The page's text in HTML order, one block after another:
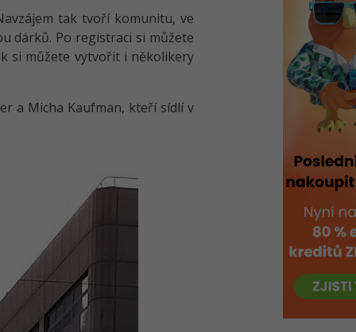
tak tvoří komunitu, ve
dárků. Po registraci si můžete
si můžete vytvořit i několikery
a Micha Kaufman, kteří sídlí v